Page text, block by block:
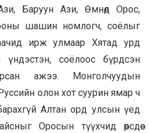
Баруун Ази, Өмнөд Орос,
шашин номлогч, соёлыг
ирж улмаар Хятад урд
соёлоос бүрдсэн
ажээ. Монголчуудын
олон хот суурин ямар ч
Алтан орд улсын үед
Оросын түүхчид өөрсдөө